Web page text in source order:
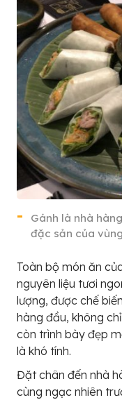
Gánh là nhà
đặc sản của
Toàn bộ món ăn
nguyên liệu tươi
lượng, được chế
hàng đầu, không
còn trình bày đẹp
là khó tính.
Đặt chân đến nhà
cùng ngạc nhiên